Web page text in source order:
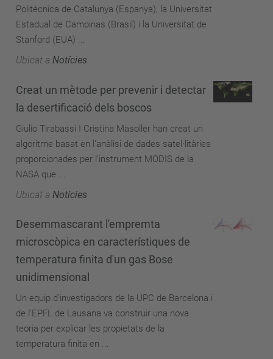
Politècnica de Catalunya (Espanya), la Universitat
Estadual de Campinas (Brasil) i la Universitat de
Stanford (EUA) ...
Ubicat a Notícies
Creat un mètode per prevenir i detectar
la desertificació dels boscos
Giulio Tirabassi I Cristina Masoller han creat un
algoritme basat en l'anàlisi de dades satel·litàries
proporcionades per l'instrument MODIS de la
NASA que ...
Ubicat a Notícies
Desemmascarant l'empremta
microscòpica en característiques de
temperatura finita d'un gas Bose
unidimensional
Un equip d'investigadors de la UPC de Barcelona i
de l'EPFL de Lausana va construir una nova
teoria per explicar les propietats de la
temperatura finita en ...